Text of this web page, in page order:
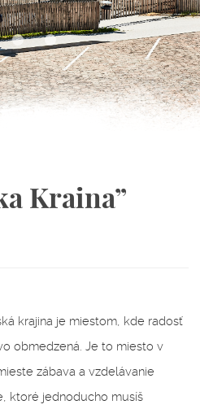
Kraina”
krajina je miestom, kde radosť
obmedzená. Je to miesto v
zábava a vzdelávanie
ktoré jednoducho musíš